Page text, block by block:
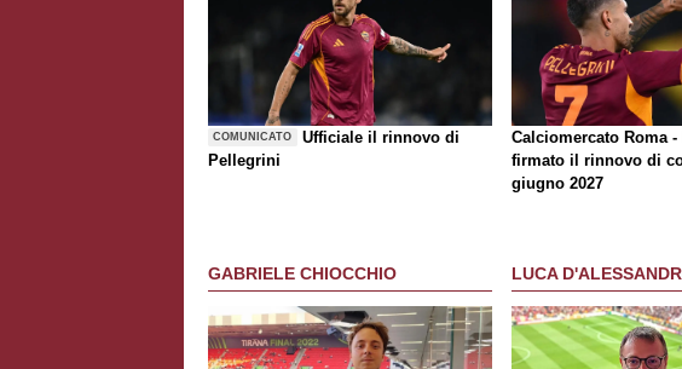
COMUNICATO
Ufficiale il rinnovo di
Pellegrini
Calciomercato Roma
firmato il rinnovo di
giugno 2027
GABRIELE CHIOCCHIO LUCA